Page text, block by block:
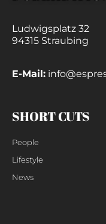
Ludwigsplatz 32
94315 Straubing
E-Mail:
SHORT CUTS
People
Lifestyle
News